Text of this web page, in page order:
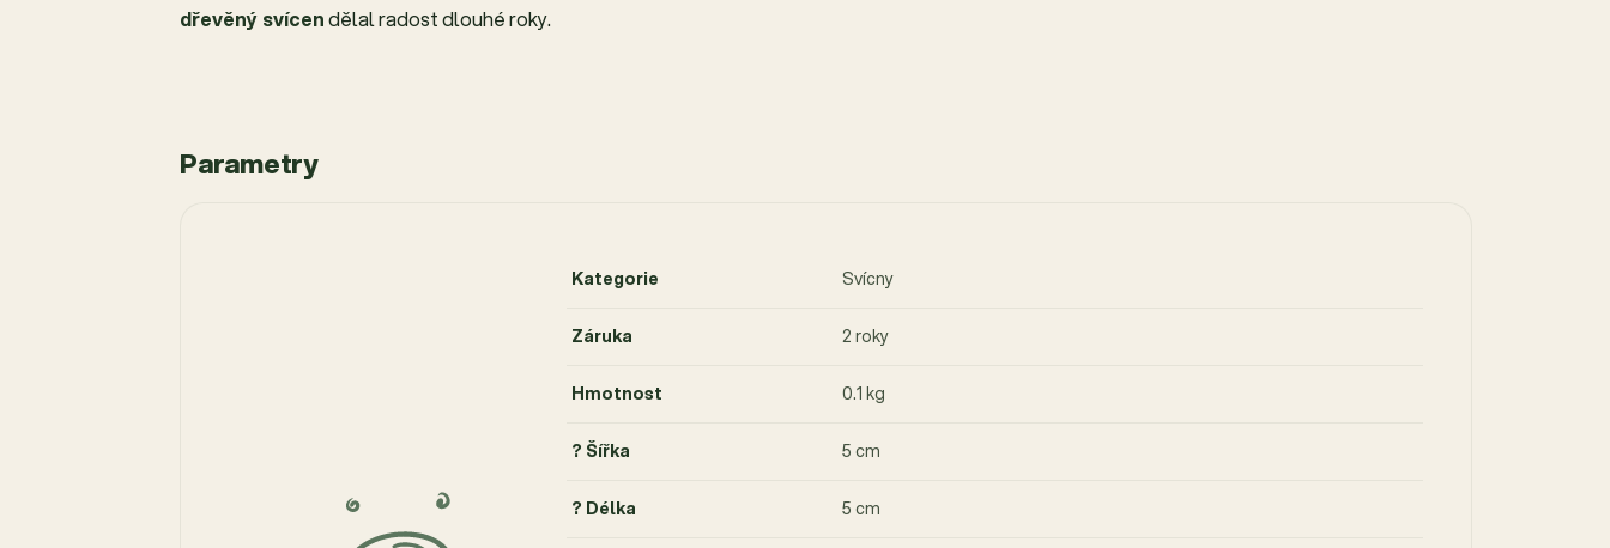
dřevěný svícendělal radost dlouhé roky.
Parametry
Kategorie Svícny
Záruka 2 roky
Hmotnost 0.1 kg
? Šířka 5 cm
? Délka 5 cm